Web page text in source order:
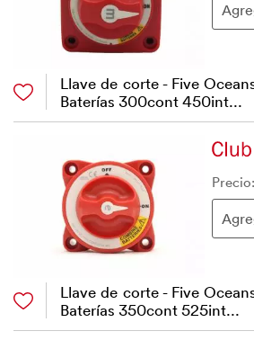
Llave de corte - Five
Baterías 300cont 450int...
Precio:
Llave de corte - Five
Baterías 350cont 525int...